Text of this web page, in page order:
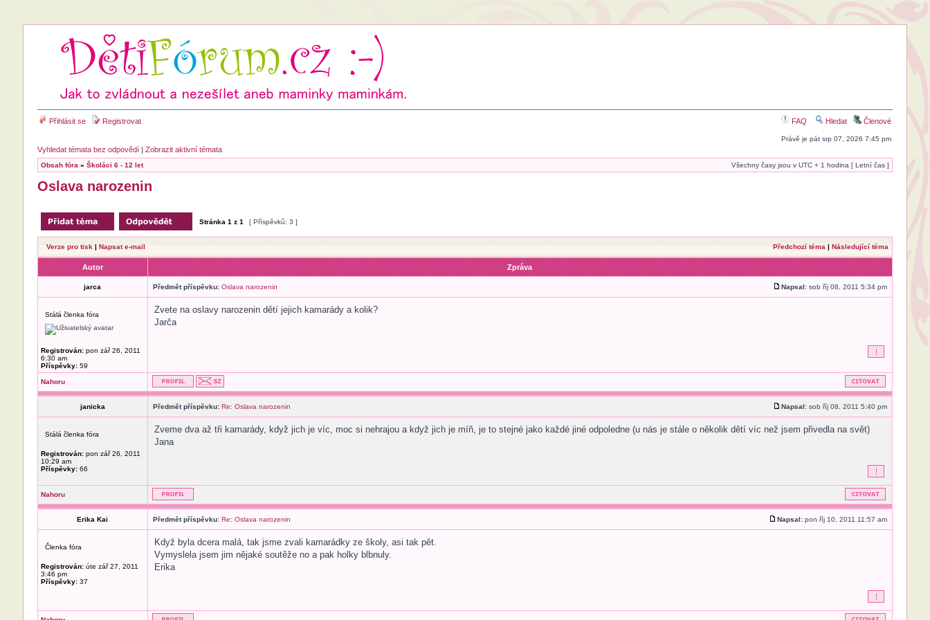
Přihlásit se Registrovat FAQ Hledat Členové
Právě je pát srp 07, 2026 7:45 pm
Vyhledat témata bez odpovědí| Zobrazit aktivní témata
Obsah fóra » Školáci 6 - 12 let Všechny časy jsou v UTC + 1 hodina [ Letní čas ]
Oslava narozenin
Stránka 1 z 1 [ Příspěvků: 3 ]
Verze pro tisk | Napsat e-mail Předchozí téma | Následující téma
Autor Zpráva
jarca Předmět příspěvku: Oslava narozenin Napsal:sob říj 08, 2011 5:34 pm
Stálá členka fóra
Registrován:pon zář 26, 2011
6:30 am
Příspěvky:59
Zvete na oslavy narozenin dětí jejich kamarády a kolik?
Jarča
Nahoru
janicka Předmět příspěvku: Re: Oslava narozenin Napsal:sob říj 08, 2011 5:40 pm
Stálá členka fóra
Registrován:pon zář 26, 2011
10:29 am
Příspěvky:66
Zveme dva až tři kamarády, když jich je víc, moc si nehrajou a když jich je míň, je to stejné jako každé jiné odpoledne (u nás je stále o několik dětí víc než jsem přivedla na svět)
Jana
Nahoru
Erika Kai Předmět příspěvku: Re: Oslava narozenin Napsal:pon říj 10, 2011 11:57 am
Členka fóra
Registrován:úte zář 27, 2011
3:46 pm
Příspěvky:37
Když byla dcera malá, tak jsme zvali kamarádky ze školy, asi tak pět.
Vymyslela jsem jim nějaké soutěže no a pak holky blbnuly.
Erika